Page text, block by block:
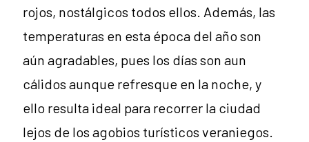
rojos, nostálgicos todos ellos. Además, las
temperaturas en esta época del año son
aún agradables, pues los días son aun
cálidos aunque refresque en la noche, y
ello resulta ideal para recorrer la ciudad
lejos de los agobios turísticos veraniegos.